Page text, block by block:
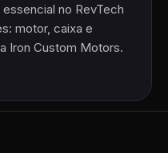
no RevTech
motor, caixa e
Iron Custom Motors.